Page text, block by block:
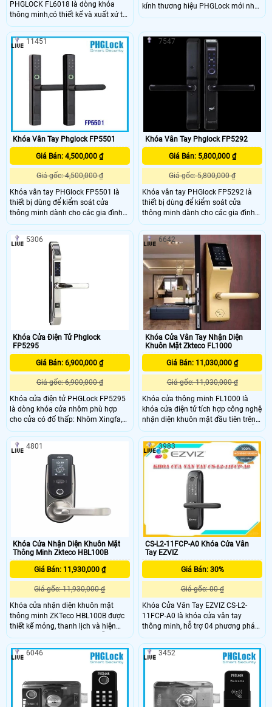
PHGLOCK FL6018 là dòng khóa
thông minh,có thiết kế và xuất xứ từ
úc,độ bảo mật vượt trội và an toàn
hơn,Phù hợp: biệt thự và căn hộ
sang trọng
kính thương hiệu PHGLock mới nhất
hiện nay. FG3006W là một trong
thiết kế đơn giản nhưng không kém
phần sang trọng và đẳng cấp.
Khóa Vân Tay Phglock FP5501
Giá Bán: 4,500,000 ₫
Giá gốc: 4,500,000 ₫
Khóa vân tay PHGlock FP5501 là
thiết bị dùng để kiểm soát cửa
thông minh dành cho các gia đình
và văn phòng hiện đại.
11451
Khóa Vân Tay Phglock FP5292
Giá Bán: 5,800,000 ₫
Giá gốc: 5,800,000 ₫
Khóa vân tay PHGlock FP5292 là
thiết bị dùng để kiểm soát cửa
thông minh dành cho các gia đình
và văn phòng hiện đại
7547
Khóa Cửa Điện Tử Phglock
FP5295
Giá Bán: 6,900,000 ₫
Giá gốc: 6,900,000 ₫
Khóa cửa điện tử PHGLock FP5295
là dòng khóa cửa nhôm phù hợp
cho cửa có đố thấp: Nhôm Xingfa,
EuroWindow, cửa nhựa lõi thép, cửa
sắt.gây ấn tượng đặc biệt với người
nhìn bởi đường nét thiết kế tinh tế,
sang trọng, hiện đại và chất liệu
inox cao cấp
5306
Khóa Cửa Vân Tay Nhận Diện
Khuôn Mặt Zkteco FL1000
Giá Bán: 11,030,000 ₫
Giá gốc: 11,030,000 ₫
Khóa cửa thông minh FL1000 là
khóa cửa điện tử tích hợp công nghệ
nhận diện khuôn mặt đầu tiên trên
thế giới. Thân khóa theo tiêu chuẩn
Châu Âu có 5 chốt, chốt chết sẽ tự
động khóa sau khi cửa đóng. Có 4
cách mỡ khóa khuôn mặt, mật
khẩu, thẻ, chìa khóa cơ.
6642
Khóa Cửa Nhận Diện Khuôn Mặt
Thông Minh Zkteco HBL100B
Giá Bán: 11,930,000 ₫
Giá gốc: 11,930,000 ₫
Khóa cửa nhận diện khuôn mặt
thông minh ZKTeco HBL100B được
thiết kế mỏng, thanh lịch và hiện
đại. Khóa cửa thông minh hỗ trợ:
Vân tay, mật khẩu, thẻ, Bluetooth và
nhận diện khuôn mặt.
4801
CS-L2-11FCP-A0 Khóa Cửa Vân
Tay EZVIZ
Giá Bán: 30%
Giá gốc: 00 ₫
Khóa Cửa Vân Tay EZVIZ CS-L2-
11FCP-A0 là khóa cửa vân tay
thông minh, hỗ trợ 04 phương pháp
mở khóa siêu an toàn, đảm bảo an
toàn cho ngôi nhà của bạn. Khóa
cửa gồm có 4 Phương thức mở
Dung lượng: 50 vân tay, 50 mật
khẩu, 50 thẻ cảm ứng. Tự động khóa
cửa ngay sau khi đóng, đảm bảo an
3983
6046 3452